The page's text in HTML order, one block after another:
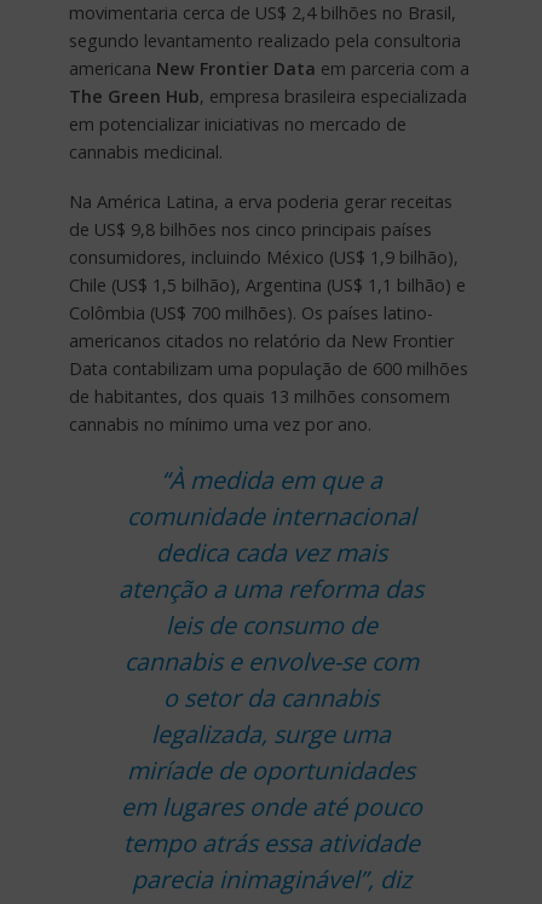
movimentaria cerca de US$ 2,4 bilhões no Brasil,
segundo levantamento realizado pela consultoria
americana New Frontier Data em parceria com a
The Green Hub, empresa brasileira especializada
em potencializar iniciativas no mercado de
cannabis medicinal.
Na América Latina, a erva poderia gerar receitas
de US$ 9,8 bilhões nos cinco principais países
consumidores, incluindo México (US$ 1,9 bilhão),
Chile (US$ 1,5 bilhão), Argentina (US$ 1,1 bilhão) e
Colômbia (US$ 700 milhões). Os países latino-
americanos citados no relatório da New Frontier
Data contabilizam uma população de 600 milhões
de habitantes, dos quais 13 milhões consomem
cannabis no mínimo uma vez por ano.
“À medida em que a
comunidade internacional
dedica cada vez mais
atenção a uma reforma das
leis de consumo de
cannabis e envolve-se com
o setor da cannabis
legalizada, surge uma
miríade de oportunidades
em lugares onde até pouco
tempo atrás essa atividade
parecia inimaginável”, diz